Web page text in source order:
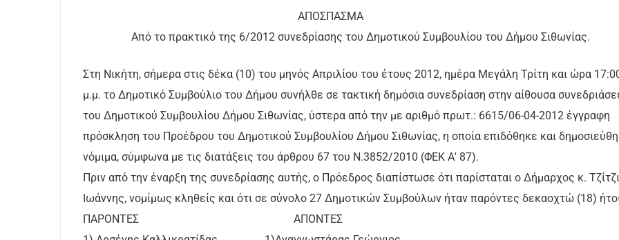
ΑΠΟΣΠΑΣΜΑ
Από το πρακτικό της 6/2012 συνεδρίασης του Δημοτικού Συμβουλίου του Δήμου Σιθωνίας.
Στη Νικήτη, σήμερα στις δέκα (10) του μηνός Απριλίου του έτους 2012, ημέρα Μεγάλη Τρίτη και ώρα
μ.μ. το Δημοτικό Συμβούλιο του Δήμου συνήλθε σε τακτική δημόσια συνεδρίαση στην αίθουσα
του Δημοτικού Συμβουλίου Δήμου Σιθωνίας, ύστερα από την με αριθμό πρωτ.: 6615/06-04-2012 έγγραφη
πρόσκληση του Προέδρου του Δημοτικού Συμβουλίου Δήμου Σιθωνίας, η οποία επιδόθηκε και
νόμιμα, σύμφωνα με τις διατάξεις του άρθρου 67 του Ν.3852/2010 (ΦΕΚ Α' 87).
Πριν από την έναρξη της συνεδρίασης αυτής, ο Πρόεδρος διαπίστωσε ότι παρίσταται ο Δήμαρχος κ.
Ιωάννης, νομίμως κληθείς και ότι σε σύνολο 27 Δημοτικών Συμβούλων ήταν παρόντες δεκαοχτώ (18)
ΠΑΡΟΝΤΕΣ ΑΠΟΝΤΕΣ